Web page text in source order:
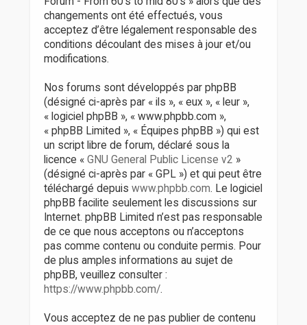
changements ont été effectués, vous
acceptez d’être légalement responsable des
conditions découlant des mises à jour et/ou
modifications.
Nos forums sont développés par phpBB
(désigné ci-après par « ils », « eux », « leur »,
« logiciel phpBB », « www.phpbb.com »,
« phpBB Limited », « Équipes phpBB ») qui est
un script libre de forum, déclaré sous la
licence « GNU General Public License v2 »
(désigné ci-après par « GPL ») et qui peut être
téléchargé depuis www.phpbb.com. Le logiciel
phpBB facilite seulement les discussions sur
Internet. phpBB Limited n’est pas responsable
de ce que nous acceptons ou n’acceptons
pas comme contenu ou conduite permis. Pour
de plus amples informations au sujet de
phpBB, veuillez consulter :
https://www.phpbb.com/.
Vous acceptez de ne pas publier de contenu